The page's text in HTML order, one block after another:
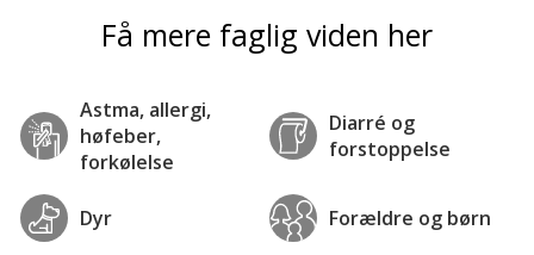
Få mere faglig viden her
Astma, allergi,
høfeber,
forkølelse
Diarré og
forstoppelse
Dyr Forældre og børn